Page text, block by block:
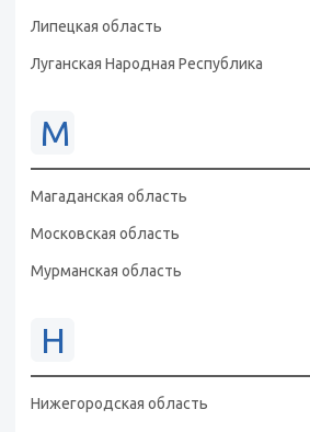
Липецкая область
Луганская Народная Республика
М
Магаданская область
Московская область
Мурманская область
Н
Нижегородская область